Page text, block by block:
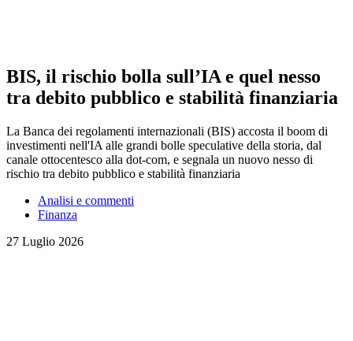
BIS, il rischio bolla sull’IA e quel nesso
tra debito pubblico e stabilità finanziaria
La Banca dei regolamenti internazionali (BIS) accosta il boom di
investimenti nell'IA alle grandi bolle speculative della storia, dal
canale ottocentesco alla dot-com, e segnala un nuovo nesso di
rischio tra debito pubblico e stabilità finanziaria
Analisi e commenti
Finanza
27 Luglio 2026